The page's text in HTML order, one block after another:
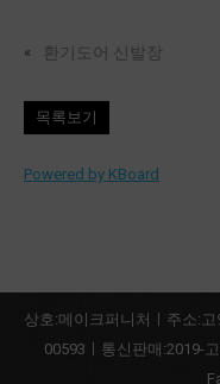
« 환기도어 신발장
목록보기
Powered by KBoard
상호:메이크퍼니처ㅣ주소:
00593ㅣ통신판매:2019-